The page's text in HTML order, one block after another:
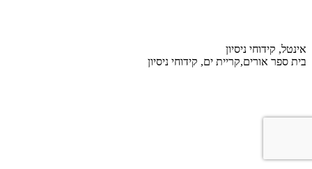
אינטל, קידוחי ניסיון
בית ספר אורים,קריית ים, קידוחי ניסיון